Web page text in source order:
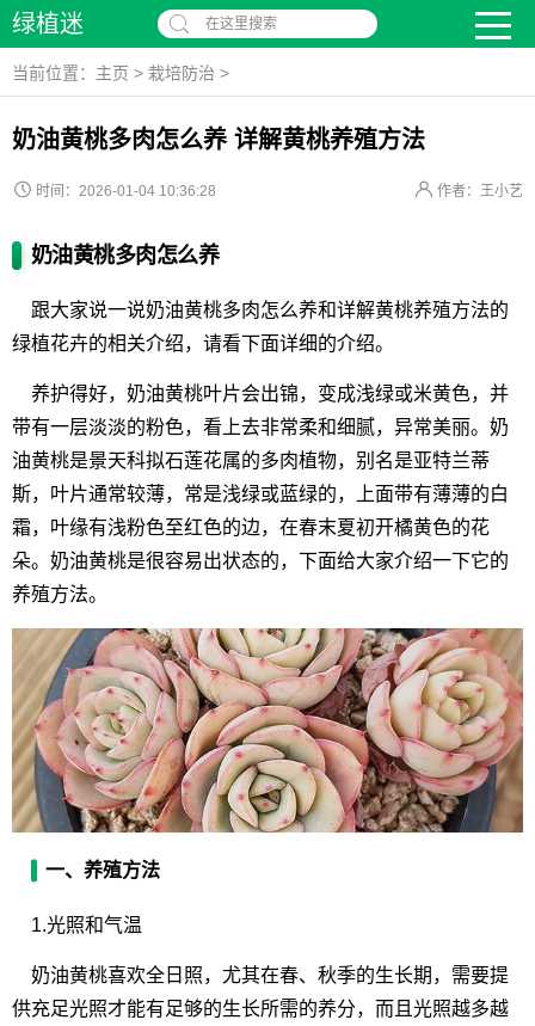
绿植迷 在这里搜索
当前位置： 主页 > 栽培防治 >
奶油黄桃多肉怎么养 详解黄桃养殖方法
时间：2026-01-04 10:36:28 作者：王小艺
奶油黄桃多肉怎么养
跟大家说一说奶油黄桃多肉怎么养和详解黄桃养殖方法的
绿植花卉的相关介绍，请看下面详细的介绍。
养护得好，奶油黄桃叶片会出锦，变成浅绿或米黄色，并
带有一层淡淡的粉色，看上去非常柔和细腻，异常美丽。奶
油黄桃是景天科拟石莲花属的多肉植物，别名是亚特兰蒂
斯，叶片通常较薄，常是浅绿或蓝绿的，上面带有薄薄的白
霜，叶缘有浅粉色至红色的边，在春末夏初开橘黄色的花
朵。奶油黄桃是很容易出状态的，下面给大家介绍一下它的
养殖方法。
一、养殖方法
1.光照和气温
奶油黄桃喜欢全日照，尤其在春、秋季的生长期，需要提
供充足光照才能有足够的生长所需的养分，而且光照越多越